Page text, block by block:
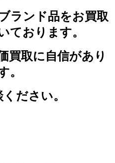
ランド品をお買取
ております。
買取に自信があり
。
ださい。